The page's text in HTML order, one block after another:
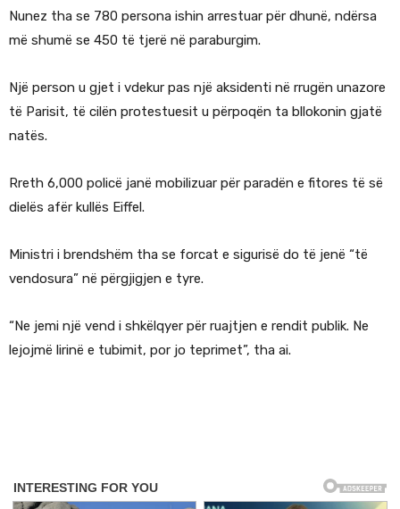
Nunez tha se 780 persona ishin arrestuar për dhunë, ndërsa
më shumë se 450 të tjerë në paraburgim.
Një person u gjet i vdekur pas një aksidenti në rrugën unazore
të Parisit, të cilën protestuesit u përpoqën ta bllokonin gjatë
natës.
Rreth 6,000 policë janë mobilizuar për paradën e fitores të së
dielës afër kullës Eiffel.
Ministri i brendshëm tha se forcat e sigurisë do të jenë “të
vendosura” në përgjigjen e tyre.
“Ne jemi një vend i shkëlqyer për ruajtjen e rendit publik. Ne
lejojmë lirinë e tubimit, por jo teprimet”, tha ai.